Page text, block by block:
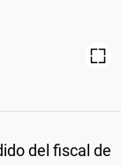
del fiscal de